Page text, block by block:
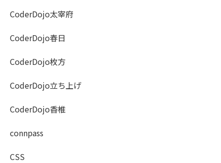
CoderDojo太宰府
CoderDojo春日
CoderDojo枚方
CoderDojo立ち上げ
CoderDojo香椎
connpass
CSS